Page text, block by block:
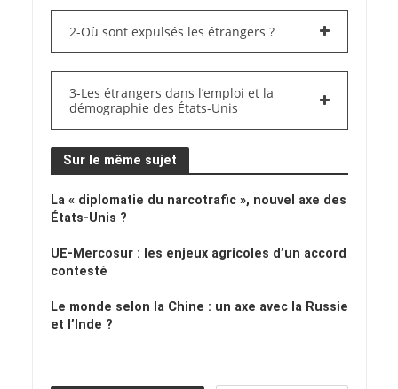
2-Où sont expulsés les étrangers ?
3-Les étrangers dans l’emploi et la
démographie des États-Unis
Sur le même sujet
La « diplomatie du narcotrafic », nouvel axe des
États-Unis ?
UE-Mercosur : les enjeux agricoles d’un accord
contesté
Le monde selon la Chine : un axe avec la Russie
et l’Inde ?